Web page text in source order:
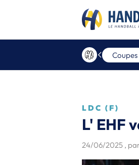
LDC (F)
L' EHF
24/06/2025 ,